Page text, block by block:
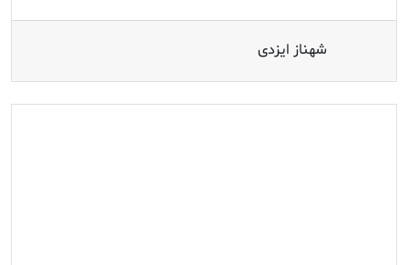
شهناز ایزدی